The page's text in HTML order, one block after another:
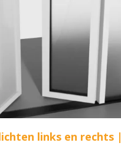
links en rechts |